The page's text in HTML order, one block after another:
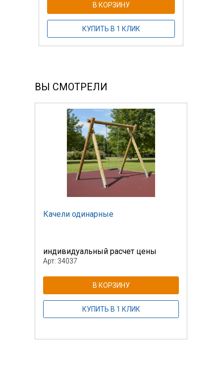
В КОРЗИНУ
КУПИТЬ В 1 КЛИК
ВЫ СМОТРЕЛИ
Качели одинарные
индивидуальный расчет цены
Арт: 34037
В КОРЗИНУ
КУПИТЬ В 1 КЛИК